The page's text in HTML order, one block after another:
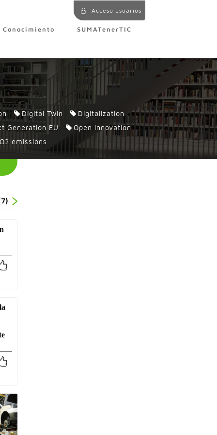
Acceso usuarios
Conocimiento SUMATenerTIC
Digital Twin
Digitalization
Generation EU
Open Innovation
emissions